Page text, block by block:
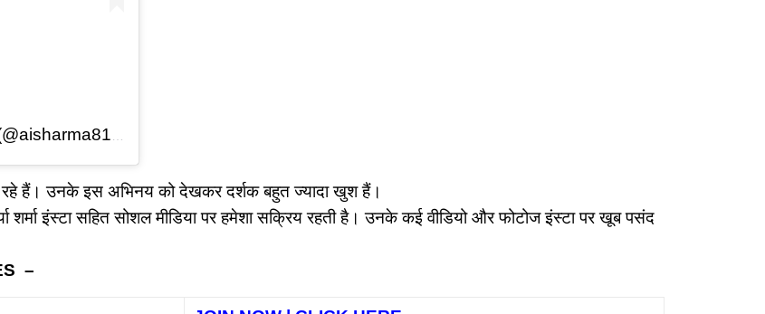
रहे हैं। उनके इस अभिनय को देखकर दर्शक बहुत ज्यादा खुश हैं।
इंस्टा सहित सोशल मीडिया पर हमेशा सक्रिय रहती है। उनके कई वीडियो और फोटोज इंस्टा पर खूब पसंद
–